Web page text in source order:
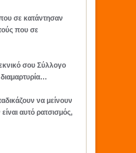
σε κατάντησαν
που σε
σου Σύλλογο
διαμαρτυρία…
να μείνουν
αυτό ρατσισμός,